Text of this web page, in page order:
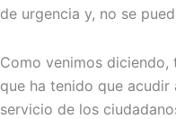
de urgencia y, no se
Como venimos
que ha tenido que
servicio de los